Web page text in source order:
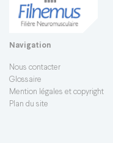
Navigation
Nous contacter
Glossaire
Mention légales et copyright
Plan du site